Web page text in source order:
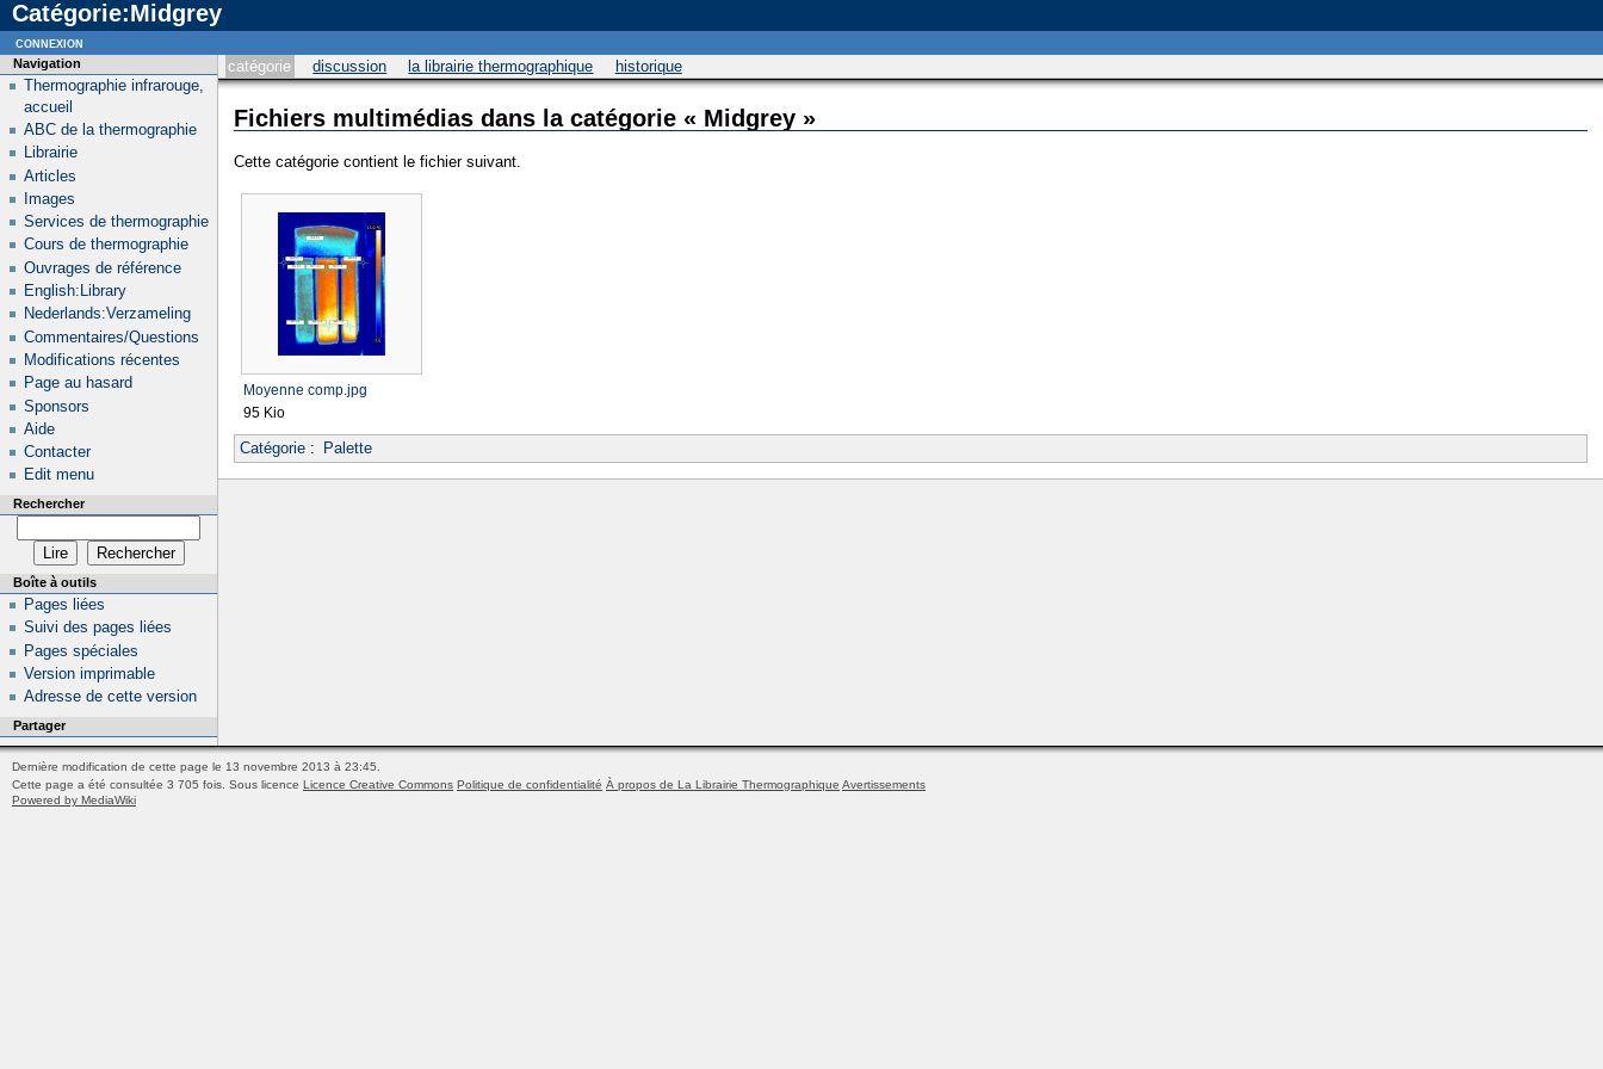
Catégorie:Midgrey
catégorie discussion la librairie thermographique historique
Fichiers multimédias dans la catégorie « Midgrey »
Cette catégorie contient le fichier suivant.
Moyenne comp.jpg
95 Kio
Catégorie: Palette
Navigation
Thermographie infrarouge,
accueil
ABC de la thermographie
Librairie
Articles
Images
Services de thermographie
Cours de thermographie
Ouvrages de référence
English:Library
Nederlands:Verzameling
Commentaires/Questions
Modifications récentes
Page au hasard
Sponsors
Aide
Contacter
Edit menu
Rechercher
Boîte à outils
Pages liées
Suivi des pages liées
Pages spéciales
Version imprimable
Adresse de cette version
Partager
connexion
Dernière modification de cette page le 13 novembre 2013 à 23:45.
Cette page a été consultée 3 705 fois. Sous licence Licence Creative Commons Politique de confidentialité À propos de La Librairie Thermographique Avertissements
Powered by MediaWiki